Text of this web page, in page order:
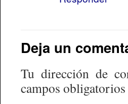
Deja un
Tu dirección de
campos